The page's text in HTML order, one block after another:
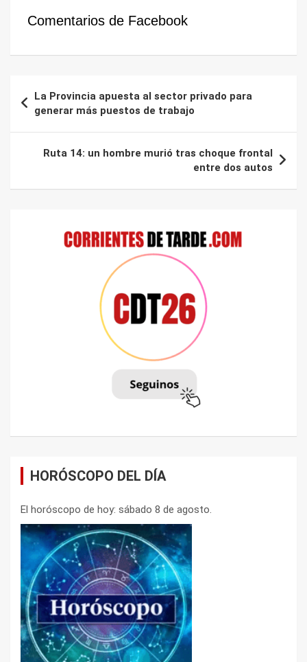
Comentarios de Facebook
de
entradas
La Provincia apuesta al sector privado para
generar más puestos de trabajo
Ruta 14: un hombre murió tras choque frontal
entre dos autos
HORÓSCOPO DEL DÍA
El horóscopo de hoy: sábado 8 de agosto.